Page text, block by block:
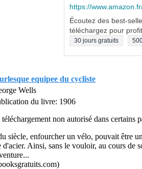
https://
Écoutez des best-
téléchargez pour
30 jours gratuits
equipee du cycliste
Wells
du livre: 1906
non autorisé dans certains
siècle, enfourcher un vélo, pouvait être
d'acier. Ainsi, sans le vouloir, au cours de